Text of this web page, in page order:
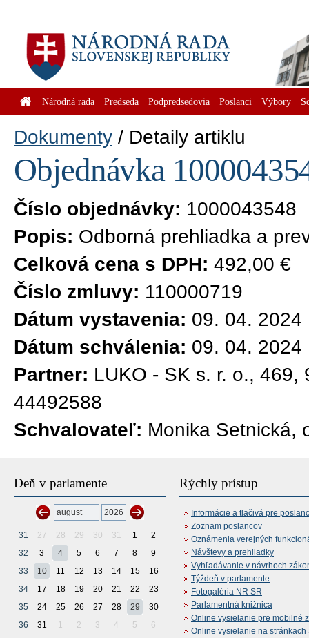
Národná rada Predseda Podpredsedovia Poslanci Výbory
Dokumenty Detaily artiklu
Objednávka
Číslo objednávky: 1000043548
Popis: Odborná prehliadka a
Celková cena s DPH: 492,00 €
Číslo zmluvy: 110000719
Dátum vystavenia: 09. 04. 2024
Dátum schválenia: 09. 04. 2024
Partner: LUKO - SK s. r. o.,
44492588
Schvalovateľ: Monika Setnická,
Deň v parlamente
31 27 28 29 30 31 1
2
32
3 4 5 6 7 8
9
33
10 11 12 13 14 15
16
34
17 18 19 20 21 22
23
35
24 25 26 27 28 29
30
36
31 1 2 3 4 5 6
Rýchly prístup
Informácie a tlačivá pre
Zoznam poslancov
Oznámenia verejných
Návštevy a prehliadky
Vyhľadávanie v návrhoch
Týždeň v parlamente
Fotogaléria NR SR
Parlamentná knižnica
Online vysielanie pre mobilné
Online vysielanie na stránkach